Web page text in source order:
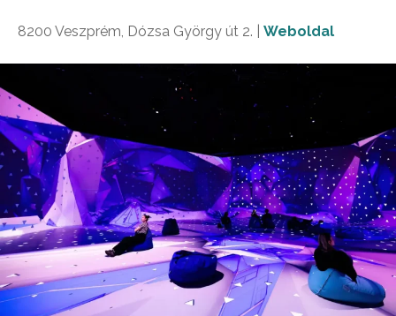
8200 Veszprém, Dózsa György út 2. | Weboldal